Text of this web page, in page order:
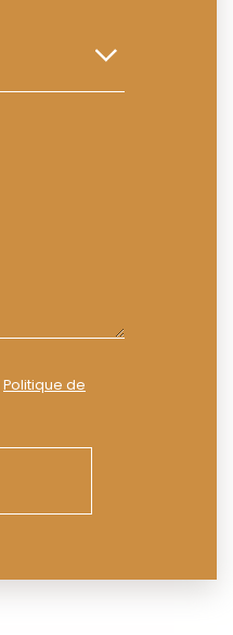
Politique de